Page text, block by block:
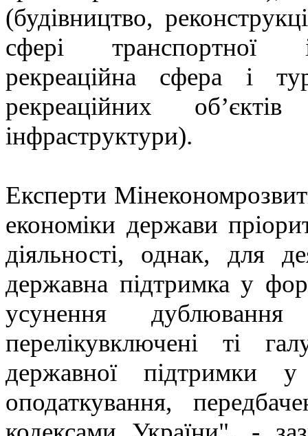
(будівництво,
сфері транспортної
рекреаційна сфера і
рекреаційних
інфраструктури).
Експерти
економіки держави
діяльності, однак, для
державна підтримка у
усунення
перелікувключені ті
державної підтримки
оподаткування,